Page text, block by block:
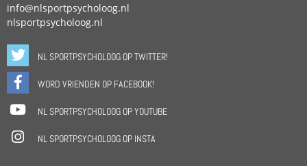
info@nlsportpsycholoog.nl
nlsportpsycholoog.nl
NL SPORTPSYCHOLOOG OP TWITTER!
WORD VRIENDEN OP FACEBOOK!
NL SPORTPSYCHOLOOG OP YOUTUBE
NL SPORTPSYCHOLOOG OP INSTA